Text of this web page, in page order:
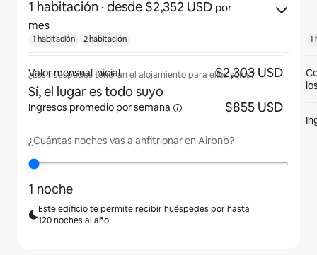
1 habitación · desde $2,352 USD por
mes
¿Los huéspedes tendrán el alojamiento para ellos solos?
Sí, el lugar es todo suyo
¿Cuántas noches vas a anfitrionar en Airbnb?
1 noche
Este edificio te permite recibir huéspedes por hasta
120 noches al año
1 habitación 2 habitación
Valor mensual inicial $2,303 USD
Ingresos promedio por semana $855 USD
1